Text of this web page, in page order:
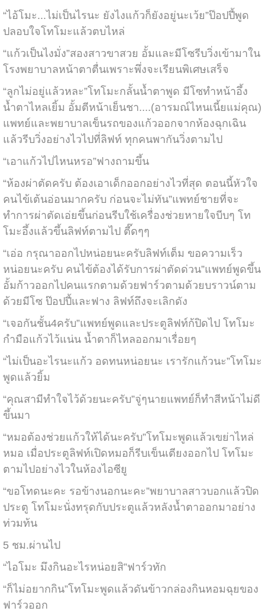
“ไอ้โมะ...ไม่เป็นไรนะ ยังไงแก้วก็ยังอยู่นะเว้ย”ป๊อปปี้พูด
ปลอบใจโทโมะแล้วตบไหล่
“แก้วเป็นไงมั่ง”สองสาวขาสวย อั้มและมีโซรีบวิ่งเข้ามาใน
โรงพยาบาลหน้าตาตื่นเพราะพึ่งจะเรียนพิเศษเสร็จ
“ลูกไม่อยู่แล้วหละ”โทโมะกลั้นน้ำตาพูด มีโซทำหน้าอึ้ง
น้ำตาไหลเยิ้ม อั้มตีหน้าเย็นชา....(อารมณ์ไหนเนี้ยแม่คุณ)
แพทย์และพยาบาลเข็นรถของแก้วออกจากห้องฉุกเฉิน
แล้วรีบวิ่งอย่างไวไปที่ลิฟท์ ทุกคนพากันวิ่งตามไป
“เอาแก้วไปไหนหรอ”ฟางถามขึ้น
“ห้องผ่าตัดครับ ต้องเอาเด็กออกอย่างไวที่สุด ตอนนี้หัวใจ
คนไข้เต้นอ่อนมากครับ ก่อนจะไม่ทัน”แพทย์ชายที่จะ
ทำการผ่าตัดเอ่ยขึ้นก่อนรีบใช้เครื่องช่วยหายใจบีบๆ โท
โมะอึ้งแล้วขึ้นลิฟท์ตามไป ตี๊ดๆๆ
“เอ่อ กรุณาออกไปหน่อยนะครับลิฟท์เต็ม ขอความเร็ว
หน่อยนะครับ คนไข้ต้องได้รับการผ่าตัดด่วน”แพทย์พูดขึ้น
อั้มก้าวออกไปคนแรกตามด้วยฟาร์วตามด้วยบราวน์ตาม
ด้วยมีโซ ป๊อปปี้และฟาง ลิฟท์ถึงจะเลิกดัง
“เจอกันชั้น4ครับ”แพทย์พูดและประตูลิฟท์ก้ปิดไป โทโมะ
กำมือแก้วไว้แน่น น้ำตาก็ไหลออกมาเรื่อยๆ
“ไม่เป็นอะไรนะแก้ว อดทนหน่อยนะ เรารักแก้วนะ”โทโมะ
พูดแล้วยิ้ม
“คุณสามีทำใจไว้ด้วยนะครับ”จู่ๆนายแพทย์ก็ทำสีหน้าไม่ดี
ขึ้นมา
“หมอต้องช่วยแก้วให้ได้นะครับ”โทโมะพูดแล้วเขย่าไหล่
หมอ เมื่อประตูลิฟท์เปิดหมอก็รีบเข็นเตียงออกไป โทโมะ
ตามไปอย่างไวในห้องไอซียู
“ขอโทดนะคะ รอข้างนอกนะคะ”พยาบาลสาวบอกแล้วปิด
ประตู โทโมะนั่งทรุดกับประตูแล้วหลังน้ำตาออกมาอย่าง
ท่วมท้น
5 ชม.ผ่านไป
“ไอโมะ มึงกินอะไรหน่อยสิ”ฟาร์วทัก
“ก็ไม่อยากกิน”โทโมะพูดแล้วดันข้าวกล่องกินหอมฉุยของ
ฟาร์วออก